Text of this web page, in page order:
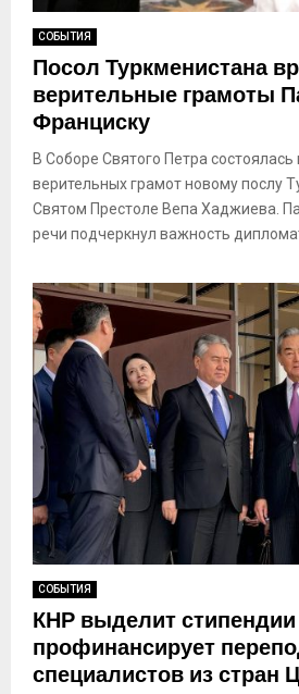
СОБЫТИЯ
Посол Туркменистана
верительные грамоты
Франциску
В Соборе Святого Петра
верительных грамот новому послу
Святом Престоле Вепа Хаджиева.
речи подчеркнул важность
СОБЫТИЯ
КНР выделит
профинансирует
специалистов из стран